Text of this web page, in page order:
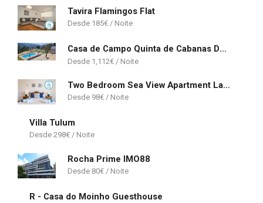
Tavira Flamingos Flat
185€
Casa de Campo Quinta de Cabanas Douro Country House
1,112€
Two Bedroom Sea View Apartment Lagos
98€
Villa Tulum
298€
Rocha Prime IMO88
80€
R - Casa do Moinho Guesthouse